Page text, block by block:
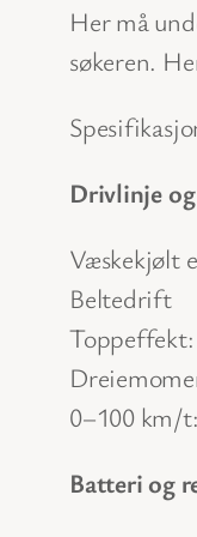
Her må
søkeren.
Drivlinje
Væskekjølt
Beltedrift
0–100 km/
Batteri og